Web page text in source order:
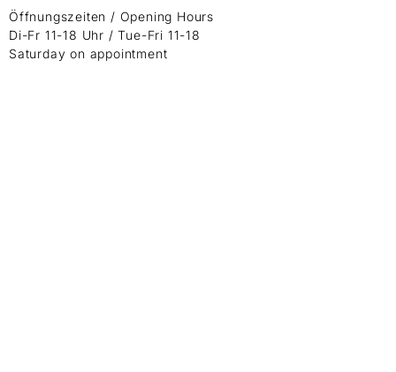
Öffnungszeiten / Opening Hours
Di-Fr 11-18 Uhr / Tue-Fri 11-18
Saturday on appointment